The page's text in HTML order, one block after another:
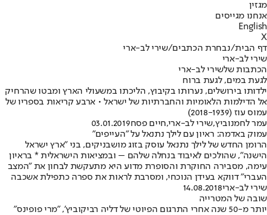
מגזין
אנחנו מגייסים
English
X
דף הבית/נבחרת הכתבים/שירי לב-ארי
שירי לב-ארי
הכתבות שלשירי לב-ארי
לגעת במים, לגעת ברוח
ילדותו בירושלים, נערותו בקיבוץ, הליכתו במשעולי הארץ ומבטו שהרחיק
אל הדילמות הלאומיות והחברתיות של ישראל • ארבע קריאות בספריו של
עמוס עוז (2018-1939)
עמר לחמנוביץ,שירי לב-ארי,חיים פסח03.01.2019
עמוק באדמה: ראיון עם לילך נתנאל על "העייפים"
הרומן החדש של לילך נתנאל עוסק בזוג מושבניקים, בני "ארץ ישראל
הישנה", שהולכים לאיבוד בנחלה שלהם – ובמציאות הישראלית * בראיון
עימה, מסבירה החוקרת והסופרת מדוע היא מתעקשת לבחון את "המצב
העברי" דווקא בעידן הנוכחי, ומסרבת לראות את ספרה כתפילת אשכבה
שירי לב-ארי14.08.2018
שובה של המטרייה
יותר מ-50 שנה אחרי התרגום הפיוטי של דליה רביקוביץ', "מרי פופינס"